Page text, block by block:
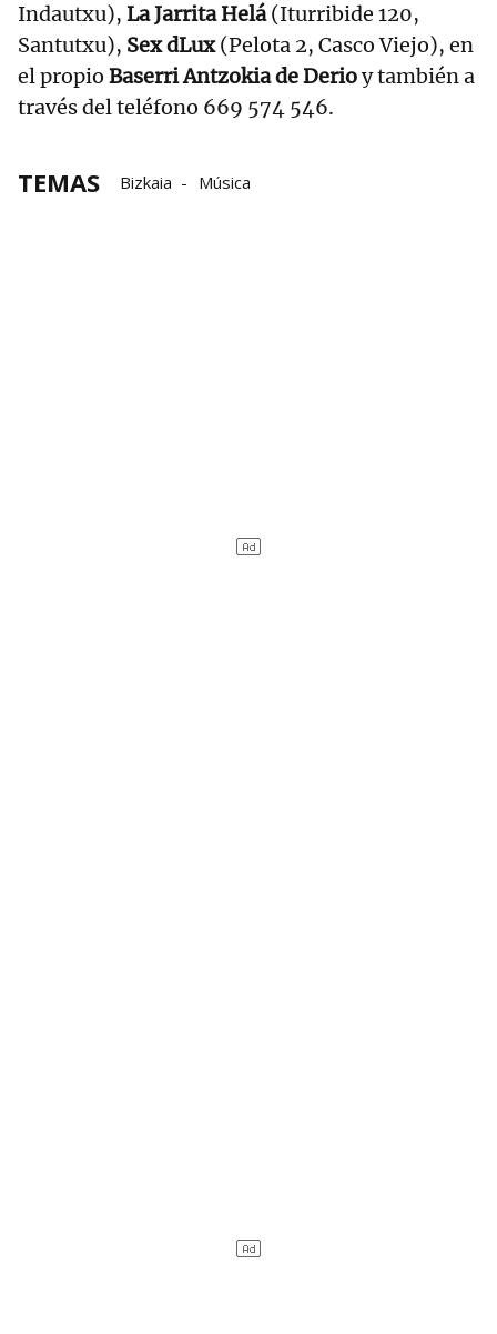
Indautxu), La Jarrita Helá(Iturribide 120,
Santutxu), Sex dLux(Pelota 2, Casco Viejo), en
el propio Baserri Antzokia de Derioy también a
través del teléfono 669 574 546.
TEMAS Bizkaia Música